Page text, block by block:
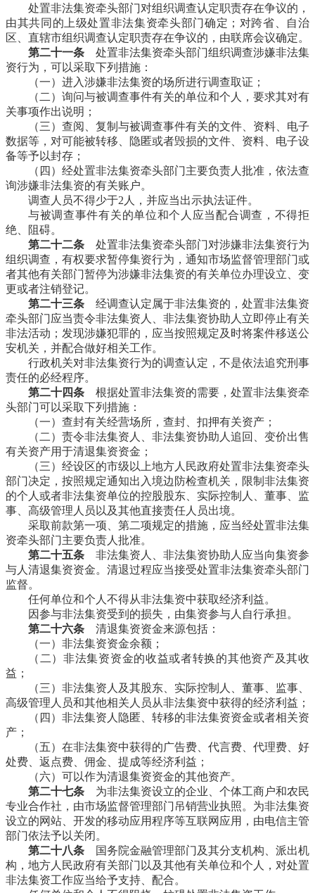
处置非法集资牵头部门对组织调查认定职责存在争议的，
由其共同的上级处置非法集资牵头部门确定；对跨省、自治
区、直辖市组织调查认定职责存在争议的，由联席会议确定。
第二十一条 处置非法集资牵头部门组织调查涉嫌非法集
资行为，可以采取下列措施：
（一）进入涉嫌非法集资的场所进行调查取证；
（二）询问与被调查事件有关的单位和个人，要求其对有
关事项作出说明；
（三）查阅、复制与被调查事件有关的文件、资料、电子
数据等，对可能被转移、隐匿或者毁损的文件、资料、电子设
备等予以封存；
（四）经处置非法集资牵头部门主要负责人批准，依法查
询涉嫌非法集资的有关账户。
调查人员不得少于2人，并应当出示执法证件。
与被调查事件有关的单位和个人应当配合调查，不得拒
绝、阻碍。
第二十二条 处置非法集资牵头部门对涉嫌非法集资行为
组织调查，有权要求暂停集资行为，通知市场监督管理部门或
者其他有关部门暂停为涉嫌非法集资的有关单位办理设立、变
更或者注销登记。
第二十三条 经调查认定属于非法集资的，处置非法集资
牵头部门应当责令非法集资人、非法集资协助人立即停止有关
非法活动；发现涉嫌犯罪的，应当按照规定及时将案件移送公
安机关，并配合做好相关工作。
行政机关对非法集资行为的调查认定，不是依法追究刑事
责任的必经程序。
第二十四条 根据处置非法集资的需要，处置非法集资牵
头部门可以采取下列措施：
（一）查封有关经营场所，查封、扣押有关资产；
（二）责令非法集资人、非法集资协助人追回、变价出售
有关资产用于清退集资资金；
（三）经设区的市级以上地方人民政府处置非法集资牵头
部门决定，按照规定通知出入境边防检查机关，限制非法集资
的个人或者非法集资单位的控股股东、实际控制人、董事、监
事、高级管理人员以及其他直接责任人员出境。
采取前款第一项、第二项规定的措施，应当经处置非法集
资牵头部门主要负责人批准。
第二十五条 非法集资人、非法集资协助人应当向集资参
与人清退集资资金。清退过程应当接受处置非法集资牵头部门
监督。
任何单位和个人不得从非法集资中获取经济利益。
因参与非法集资受到的损失，由集资参与人自行承担。
第二十六条 清退集资资金来源包括：
（一）非法集资资金余额；
（二）非法集资资金的收益或者转换的其他资产及其收
益；
（三）非法集资人及其股东、实际控制人、董事、监事、
高级管理人员和其他相关人员从非法集资中获得的经济利益；
（四）非法集资人隐匿、转移的非法集资资金或者相关资
产；
（五）在非法集资中获得的广告费、代言费、代理费、好
处费、返点费、佣金、提成等经济利益；
（六）可以作为清退集资资金的其他资产。
第二十七条 为非法集资设立的企业、个体工商户和农民
专业合作社，由市场监督管理部门吊销营业执照。为非法集资
设立的网站、开发的移动应用程序等互联网应用，由电信主管
部门依法予以关闭。
第二十八条 国务院金融管理部门及其分支机构、派出机
构，地方人民政府有关部门以及其他有关单位和个人，对处置
非法集资工作应当给予支持、配合。